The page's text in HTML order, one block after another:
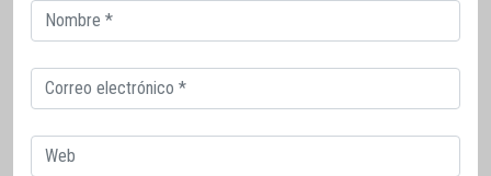
Correo
electrónico
Correo
electrónico
Web